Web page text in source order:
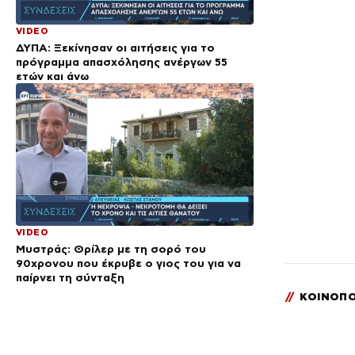
VIDEO
ΔΥΠΑ: Ξεκίνησαν οι αιτήσεις για το
πρόγραμμα απασχόλησης ανέργων 55
ετών και άνω
VIDEO
Μυστράς: Θρίλερ με τη σορό του
90χρονου που έκρυβε ο γιος του για να
παίρνει τη σύνταξη
//